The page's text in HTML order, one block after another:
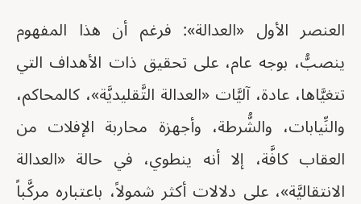
العنصر الأول «العدالة»: فرغم أن هذا المفهوم
ينصبُّ، بوجه عام، على تحقيق ذات الأهداف التي
تتغيَّاها، عادة، آليَّات «العدالة التَّقليديَّة»، كالمحاكم،
والنِّيابات، والشُّرطة، وأجهزة محاربة الإفلات من
العقاب كافَّة، إلا أنه ينطوي، في حالة «العدالة
الانتقاليَّة»، على دلالات أكثر شمولاً، باعتباره مركَّباً